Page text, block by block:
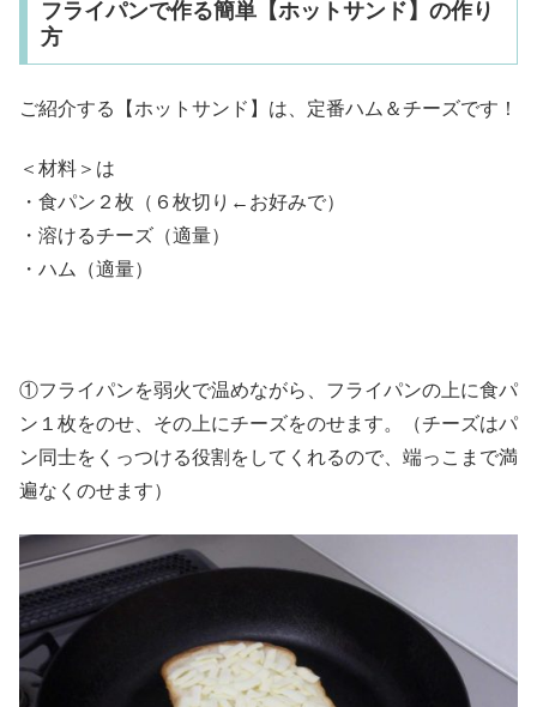
フライパンで作る簡単【ホットサンド】の作り
方
ご紹介する【ホットサンド】は、定番ハム＆チーズです！
＜材料＞は
・食パン２枚（６枚切り←お好みで）
・溶けるチーズ（適量）
・ハム（適量）
①フライパンを弱火で温めながら、フライパンの上に食パ
ン１枚をのせ、その上にチーズをのせます。（チーズはパ
ン同士をくっつける役割をしてくれるので、端っこまで満
遍なくのせます）